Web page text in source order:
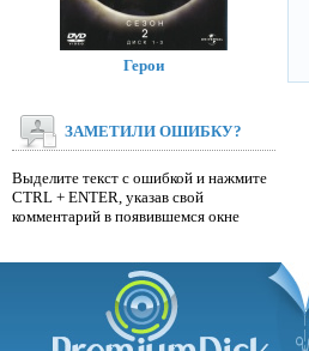
Герои
ЗАМЕТИЛИ ОШИБКУ?
Выделите текст с ошибкой и нажмите
CTRL + ENTER, указав свой
комментарий в появившемся окне